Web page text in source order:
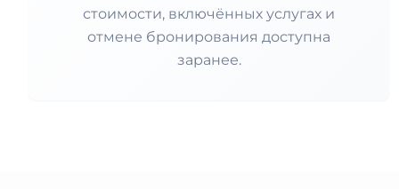
стоимости, включённых услугах и
отмене бронирования доступна
заранее.